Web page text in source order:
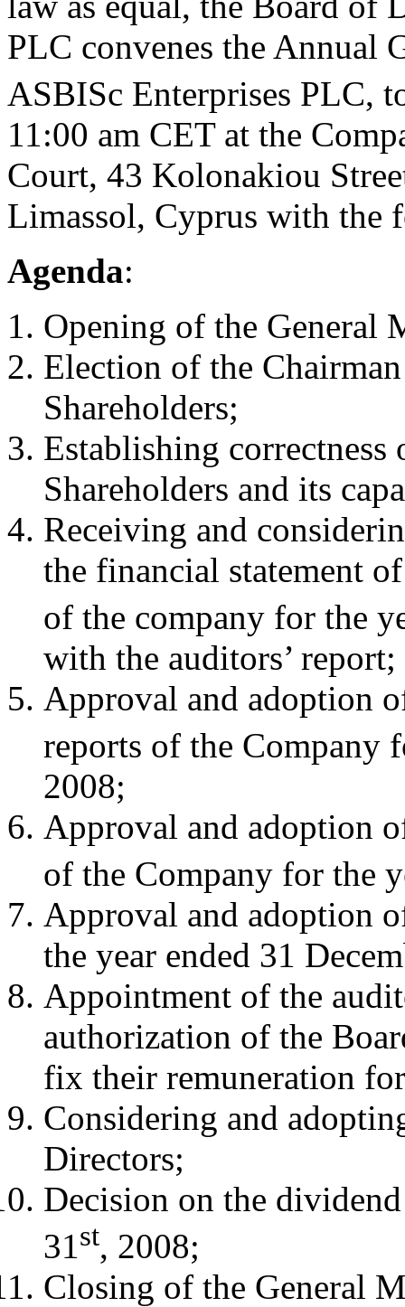
PLC convenes the Annual
ASBISc Enterprises PLC,
11:00 am CET at the
Court, 43 Kolonakiou
Limassol, Cyprus with the
Agenda:
Opening of the General
Election of the
Shareholders;
Establishing
Shareholders and its
Receiving and
the financial statement
of the company for the
with the auditors’ report;
Approval and adoption
reports of the Company
2008;
Approval and adoption
of the Company for the
Approval and adoption
the year ended 31
Appointment of the
authorization of the
fix their remuneration
Considering and
Directors;
Decision on the
31st, 2008;
Closing of the General